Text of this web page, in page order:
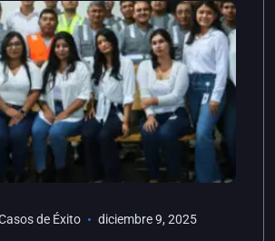
de Éxito diciembre 9, 2025